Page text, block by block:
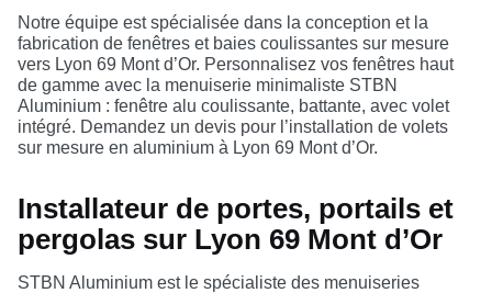
Notre équipe est spécialisée dans la conception et la
fabrication de fenêtres et baies coulissantes sur mesure
vers Lyon 69 Mont d’Or. Personnalisez vos fenêtres haut
de gamme avec la menuiserie minimaliste STBN
Aluminium : fenêtre alu coulissante, battante, avec volet
intégré. Demandez un devis pour l’installation de volets
sur mesure en aluminium à Lyon 69 Mont d’Or.
Installateur de portes, portails et
pergolas sur Lyon 69 Mont d’Or
STBN Aluminium est le spécialiste des menuiseries